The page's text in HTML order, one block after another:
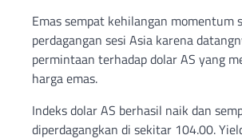
Emas sempat kehilangan momentum
perdagangan sesi Asia karena
permintaan terhadap dolar AS yang
harga emas.
Indeks dolar AS berhasil naik dan
diperdagangkan di sekitar 104.00.